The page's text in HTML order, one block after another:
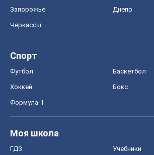
Запорожье Днепр
Черкассы
Спорт
Футбол Баскетбол
Хоккей Бокс
Формула-1
Моя школа
ГДЗ Учебники